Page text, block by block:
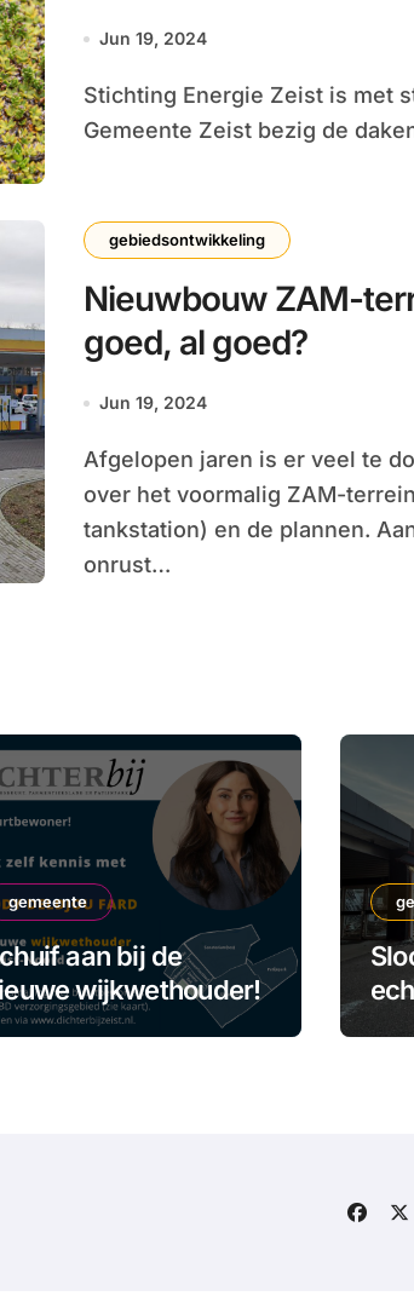
Jun 19, 2024
Stichting Energie Zeist is met steun van
Gemeente Zeist bezig de
gebiedsontwikkeling
Nieuwbouw ZAM-
goed, al goed?
Jun 19, 2024
Afgelopen jaren is er veel te doen geweest
over het voormalig ZAM-
tankstation) en de plannen.
onrust…
gemeente
aan bij de
wijkwethouder!